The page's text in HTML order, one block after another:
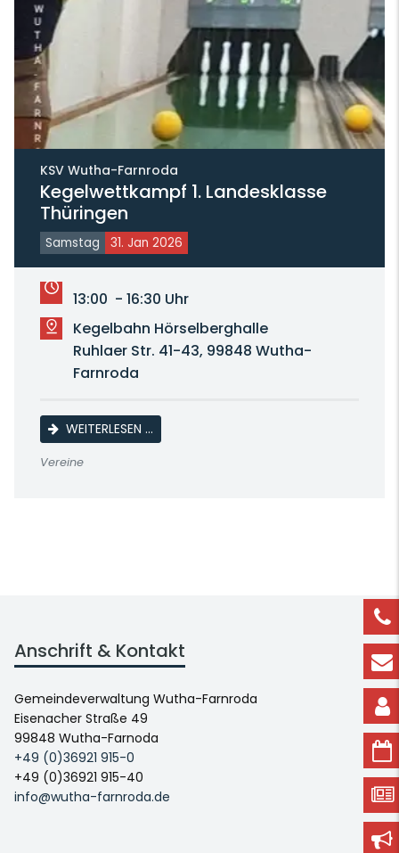
KSV Wutha-Farnroda
Kegelwettkampf 1. Landesklasse
Thüringen
Samstag 31. Jan 2026
13:00 - 16:30 Uhr
Kegelbahn Hörselberghalle
Ruhlaer Str. 41-43, 99848 Wutha-
Farnroda
WEITERLESEN …KEGELWETTKAMPF 1. LANDESKLASSE
Vereine
Anschrift & Kontakt
Gemeindeverwaltung Wutha-Farnroda
Eisenacher Straße 49
99848 Wutha-Farnoda
+49 (0)36921 915-0
+49 (0)36921 915-40
info@wutha-farnroda.de